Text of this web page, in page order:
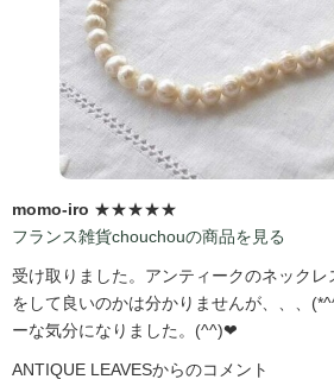
momo-iro ★★★★★
フランス雑貨chouchouの商品を見る
受け取りました。アンティークのネック
をして良いのかは分かりませんが、、、
ーな気分になりました。(^^)❤
ANTIQUE LEAVESからのコメント